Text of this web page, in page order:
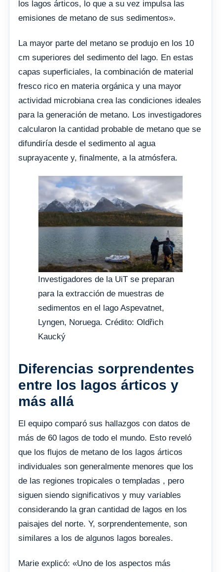
los lagos árticos, lo que a su vez impulsa las
emisiones de metano de sus sedimentos».
La mayor parte del metano se produjo en los 10
cm superiores del sedimento del lago. En estas
capas superficiales, la combinación de material
fresco rico en materia orgánica y una mayor
actividad microbiana crea las condiciones ideales
para la generación de metano. Los investigadores
calcularon la cantidad probable de metano que se
difundiría desde el sedimento al agua
suprayacente y, finalmente, a la atmósfera.
Investigadores de la UiT se preparan
para la extracción de muestras de
sedimentos en el lago Aspevatnet,
Lyngen, Noruega. Crédito: Oldřich
Kaucký
Diferencias sorprendentes
entre los lagos árticos y
más allá
El equipo comparó sus hallazgos con datos de
más de 60 lagos de todo el mundo. Esto reveló
que los flujos de metano de los lagos árticos
individuales son generalmente menores que los
de las regiones tropicales o templadas , pero
siguen siendo significativos y muy variables
considerando la gran cantidad de lagos en los
paisajes del norte. Y, sorprendentemente, son
similares a los de algunos lagos boreales.
Marie explicó: «Uno de los aspectos más